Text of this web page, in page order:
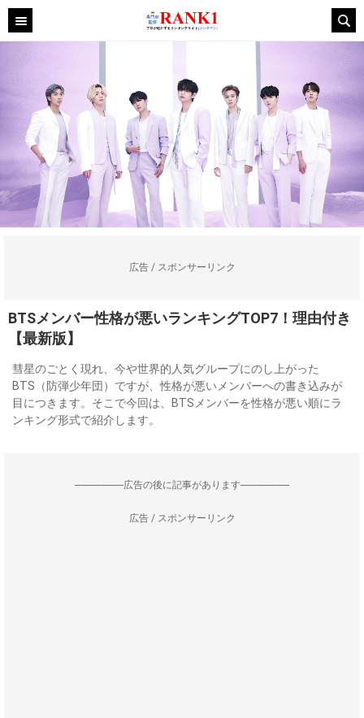
広告 / スポンサーリンク
BTSメンバー性格が悪いランキングTOP7！理由付き
【最新版】
彗星のごとく現れ、今や世界的人気グループにのし上がった
BTS（防弾少年団）ですが、性格が悪いメンバーへの書き込みが
目につきます。そこで今回は、BTSメンバーを性格が悪い順にラ
ンキング形式で紹介します。
--------------------広告の後に記事があります--------------------
広告 / スポンサーリンク